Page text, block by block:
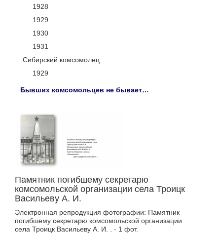
1928
1929
1930
1931
Сибирский комсомолец
1929
Бывших комсомольцев не бывает…
Памятник погибшему секретарю
комсомольской организации села Троицк
Васильеву А. И.
Электронная репродукция фотографии: Памятник
погибшему секретарю комсомольской организации
села Троицк Васильеву А. И. . - 1 фот.